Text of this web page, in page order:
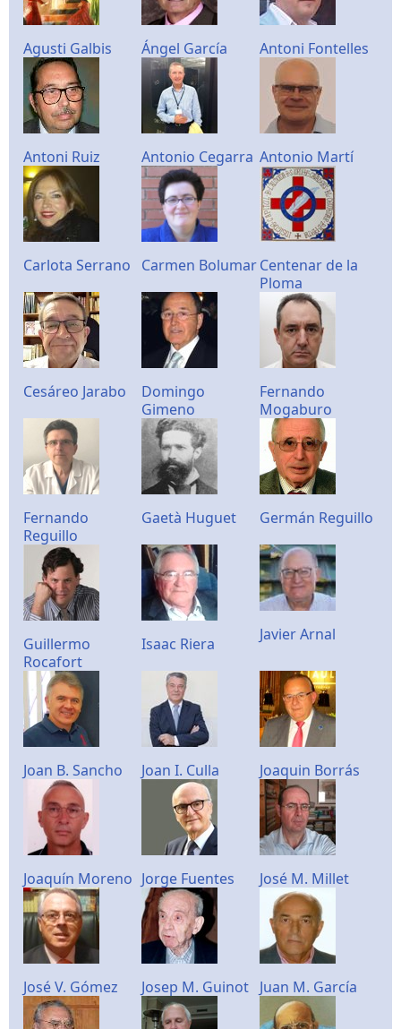
Agusti Galbis Ángel García Antoni Fontelles
Antoni Ruiz Antonio Cegarra Antonio Martí
Carlota Serrano Carmen BolumarCentenar de la
Ploma
Cesáreo Jarabo
Domingo
Gimeno
Fernando
Mogaburo
Fernando
Reguillo
Gaetà Huguet Germán Reguillo
Guillermo
Rocafort
Isaac Riera Javier Arnal
Joan B. Sancho Joan I. Culla Joaquin Borrás
Joaquín Moreno Jorge Fuentes José M. Millet
José V. Gómez Josep M. Guinot Juan M. García